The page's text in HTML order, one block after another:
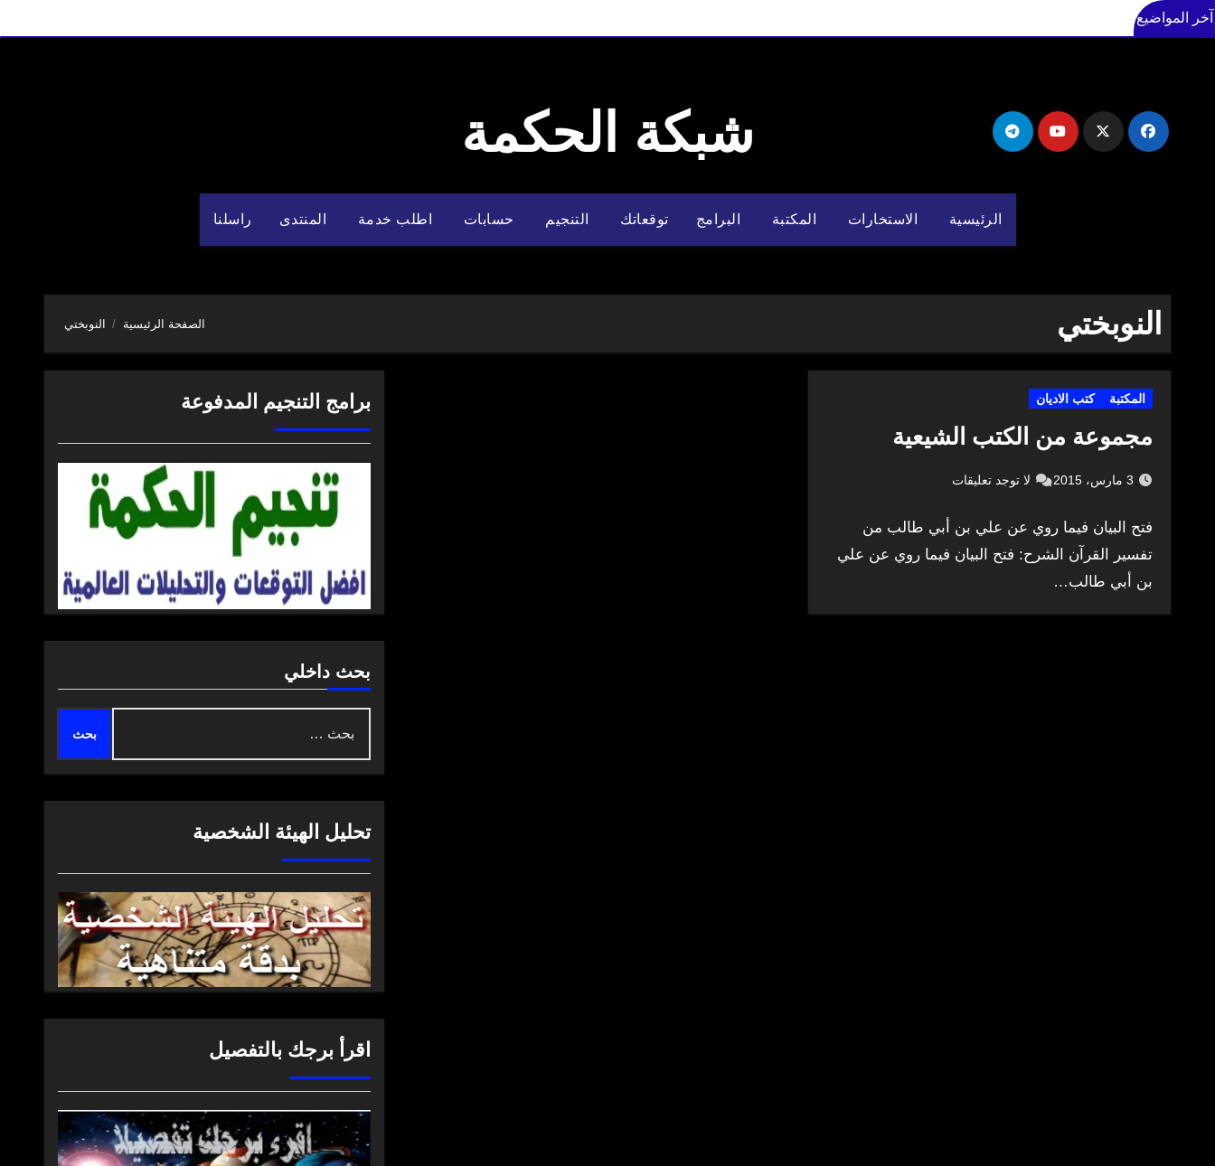
آخر المواضيع
شبكة الحكمة
الرئيسية الاستخارات المكتبة البرامج توقعاتك التنجيم حسابات اطلب خدمة المنتدى راسلنا
النوبختي الصفحة الرئيسية النوبختي
المكتبة كتب الاديان
مجموعة من الكتب الشيعية
3 مارس، 2015 لا توجد تعليقات
فتح البيان فيما روي عن علي بن أبي طالب من
تفسير القرآن الشرح: فتح البيان فيما روي عن علي
بن أبي طالب…
برامج التنجيم المدفوعة
بحث داخلي
عن:
تحليل الهيئة الشخصية
اقرأ برجك بالتفصيل